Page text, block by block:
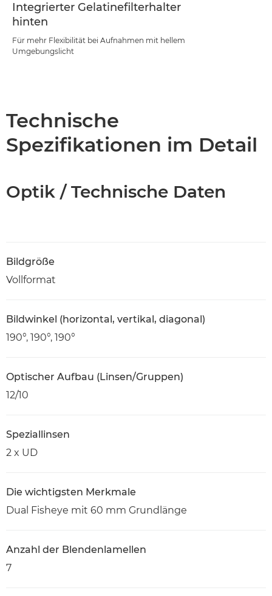
Integrierter Gelatinefilterhalter
hinten
Für mehr Flexibilität bei Aufnahmen mit hellem
Umgebungslicht
Technische
Spezifikationen im Detail
Optik / Technische Daten
Bildgröße
Vollformat
Bildwinkel (horizontal, vertikal, diagonal)
190°, 190°, 190°
Optischer Aufbau (Linsen/Gruppen)
12/10
Speziallinsen
2 x UD
Die wichtigsten Merkmale
Dual Fisheye mit 60 mm Grundlänge
Anzahl der Blendenlamellen
7